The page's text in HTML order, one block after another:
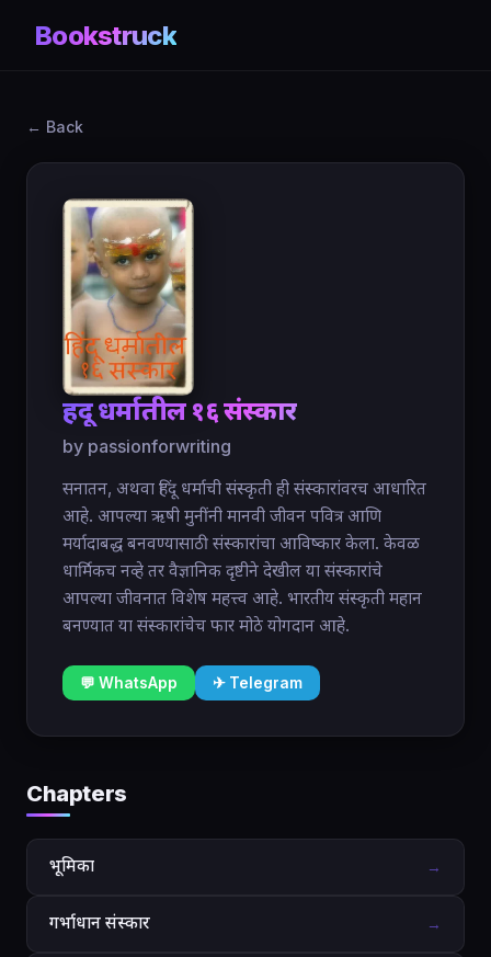
Bookstruck
← Back
हिंदू धर्मातील १६ संस्कार
by passionforwriting
सनातन, अथवा हिंदू धर्माची संस्कृती ही संस्कारांवरच आधारित
आहे. आपल्या ऋषी मुनींनी मानवी जीवन पवित्र आणि
मर्यादाबद्ध बनवण्यासाठी संस्कारांचा आविष्कार केला. केवळ
धार्मिकच नव्हे तर वैज्ञानिक दृष्टीने देखील या संस्कारांचे
आपल्या जीवनात विशेष महत्त्व आहे. भारतीय संस्कृती महान
बनण्यात या संस्कारांचेच फार मोठे योगदान आहे.
💬 WhatsApp ✈ Telegram
Chapters
भूमिका →
गर्भाधान संस्कार →